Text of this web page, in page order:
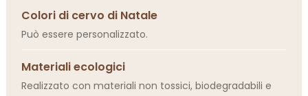
Colori di cervo di Natale
Può essere personalizzato.
Materiali ecologici
Realizzato con materiali non tossici, biodegradabili e